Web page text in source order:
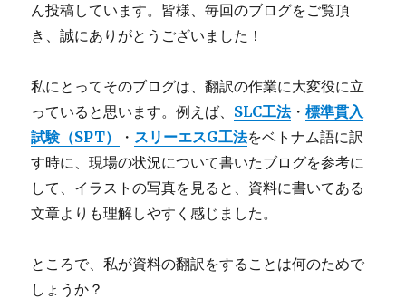
ん投稿しています。皆様、毎回のブログをご覧頂
き、誠にありがとうございました！
私にとってそのブログは、翻訳の作業に大変役に立
っていると思います。例えば、 SLC工法・標準貫入
試験（SPT）
・ スリーエスG工法をベトナム語に訳
す時に、現場の状況について書いたブログを参考に
して、イラストの写真を見ると、資料に書いてある
文章よりも理解しやすく感じました。
ところで、私が資料の翻訳をすることは何のためで
しょうか？